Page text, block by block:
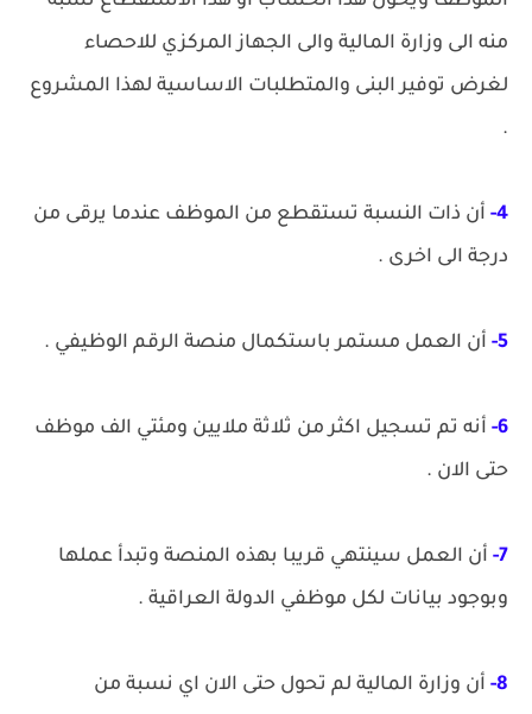
منه الى وزارة المالية والى الجهاز المركزي للاحصاء
لغرض توفير البنى والمتطلبات الاساسية لهذا المشروع
.
4- أن ذات النسبة تستقطع من الموظف عندما يرقى من
درجة الى اخرى .
5- أن العمل مستمر باستكمال منصة الرقم الوظيفي .
6- أنه تم تسجيل اكثر من ثلاثة ملايين ومئتي الف موظف
حتى الان .
7- أن العمل سينتهي قريبا بهذه المنصة وتبدأ عملها
وبوجود بيانات لكل موظفي الدولة العراقية .
8- أن وزارة المالية لم تحول حتى الان اي نسبة من